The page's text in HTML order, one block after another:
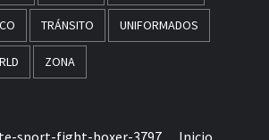
TRÁNSITO UNIFORMADOS
ZONA